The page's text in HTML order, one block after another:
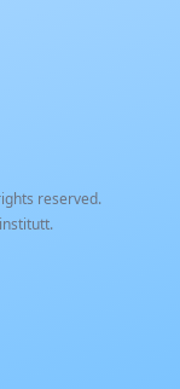
reserved.